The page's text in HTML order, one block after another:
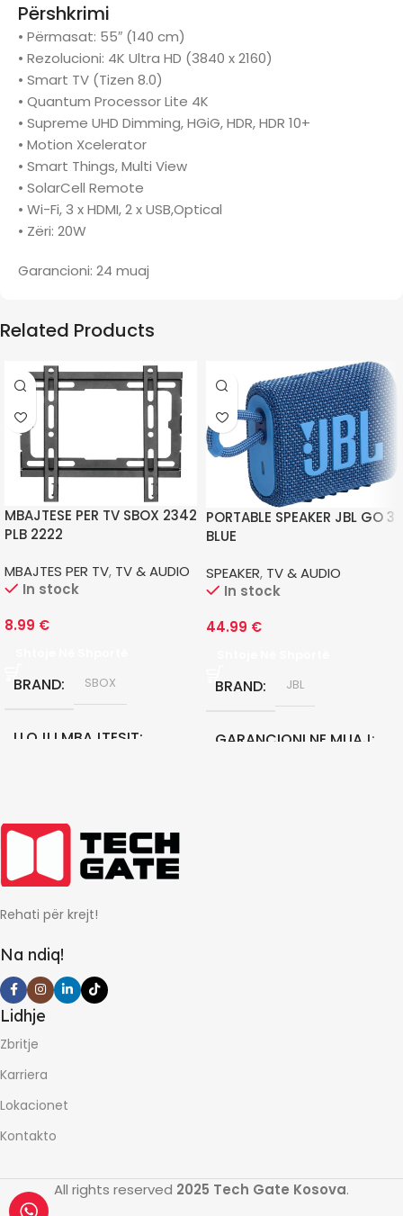
Përshkrimi
• Përmasat: 55″ (140 cm)
• Rezolucioni: 4K Ultra HD (3840 x 2160)
• Smart TV (Tizen 8.0)
• Quantum Processor Lite 4K
• Supreme UHD Dimming, HGiG, HDR, HDR 10+
• Motion Xcelerator
• Smart Things, Multi View
• SolarCell Remote
• Wi-Fi, 3 x HDMI, 2 x USB,Optical
• Zëri: 20W
Garancioni: 24 muaj
Related Products
MBAJTESE PER TV SBOX 2342
PLB 2222
MBAJTES PER TV, TV & AUDIO
In stock
8.99 €
BRAND SBOX
LLOJI I MBAJTESIT
GARANCIONI NE MUAJ
0
PORTABLE SPEAKER JBL GO 3
BLUE
SPEAKER, TV & AUDIO
In stock
44.99 €
BRAND JBL
GARANCIONI NE MUAJ
Rehati për krejt!
Na ndiq!
Lidhje
Zbritje
Karriera
Lokacionet
Kontakto
All rights reserved 2025 Tech Gate Kosova.